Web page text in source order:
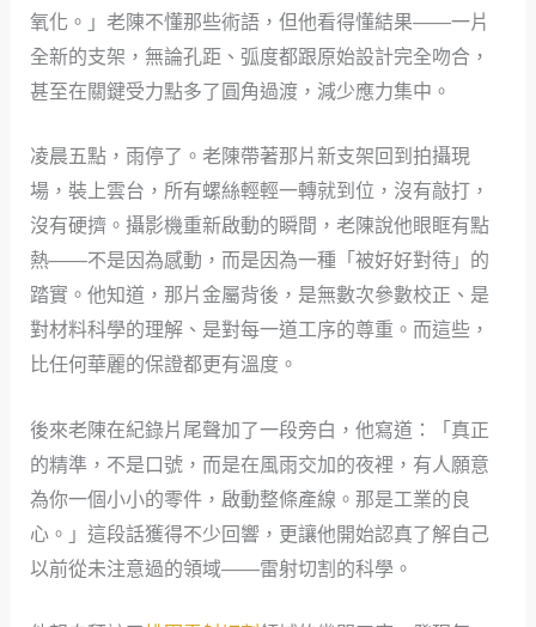
氧化。」老陳不懂那些術語，但他看得懂結果——一片
全新的支架，無論孔距、弧度都跟原始設計完全吻合，
甚至在關鍵受力點多了圓角過渡，減少應力集中。
凌晨五點，雨停了。老陳帶著那片新支架回到拍攝現
場，裝上雲台，所有螺絲輕輕一轉就到位，沒有敲打，
沒有硬擠。攝影機重新啟動的瞬間，老陳說他眼眶有點
熱——不是因為感動，而是因為一種「被好好對待」的
踏實。他知道，那片金屬背後，是無數次參數校正、是
對材料科學的理解、是對每一道工序的尊重。而這些，
比任何華麗的保證都更有溫度。
後來老陳在紀錄片尾聲加了一段旁白，他寫道：「真正
的精準，不是口號，而是在風雨交加的夜裡，有人願意
為你一個小小的零件，啟動整條產線。那是工業的良
心。」這段話獲得不少回響，更讓他開始認真了解自己
以前從未注意過的領域——雷射切割的科學。